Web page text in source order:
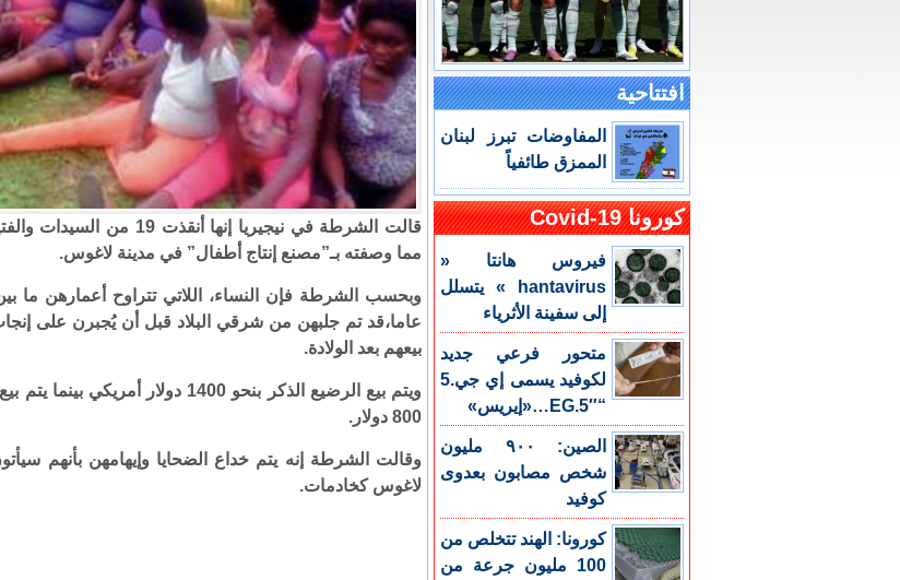
افتتاحية
المفاوضات تبرز لبنان
الممزق طائفياً
كورونا Covid-19
فيروس هانتا «
hantavirus » يتسلل
إلى سفينة الأثرياء
متحور فرعي جديد
لكوفيد يسمى إي جي.5
“EG.5″…«إيريس»
الصين: ٩٠٠ مليون
شخص مصابون بعدوى
كوفيد
كورونا: الهند تتخلص من
100 مليون جرعة من
قالت الشرطة في نيجيريا إنها أنقذت 19
مما وصفته بـ”مصنع إنتاج أطفال” في مدينة لاغوس.
عاما،قد تم جلبهن من شرقي البلاد قبل أن يُجبرن على
بيعهم بعد الولادة.
ويتم بيع الرضيع الذكر بنحو 1400 دولار أمريكي
800 دولار.
وقالت الشرطة إنه يتم خداع الضحايا وإيهامهن بأنهم
لاغوس كخادمات.